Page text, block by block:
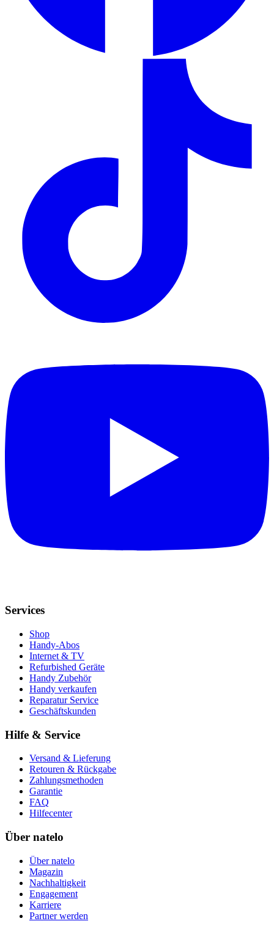
Services
Shop
Handy-Abos
Internet & TV
Refurbished Geräte
Handy Zubehör
Handy verkaufen
Reparatur Service
Geschäftskunden
Hilfe & Service
Versand & Lieferung
Retouren & Rückgabe
Zahlungsmethoden
Garantie
FAQ
Hilfecenter
Über natelo
Über natelo
Magazin
Nachhaltigkeit
Engagement
Karriere
Partner werden